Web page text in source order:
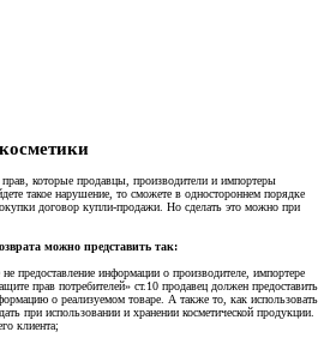
которые продавцы, производители и импортеры
такое нарушение, то сможете в одностороннем порядке
договор купли-продажи. Но сделать это можно при
можно представить так:
предоставление информации о производителе, импортере
прав потребителей» ст.10 продавец должен предоставить
о реализуемом товаре. А также то, как использовать
при использовании и хранении косметической продукции.
клиента;